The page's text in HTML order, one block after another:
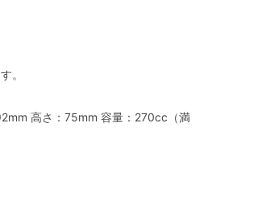
。
高さ：75mm 容量：270cc（満